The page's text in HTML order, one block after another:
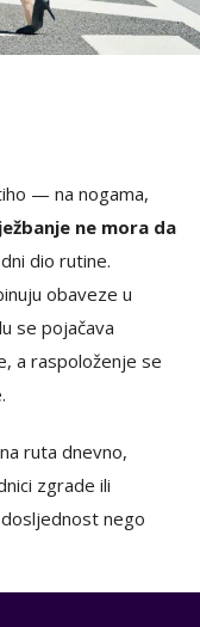
— na nogama,
ne mora da
dio rutine.
obaveze u
se pojačava
a raspoloženje se
ruta dnevno,
zgrade ili
nego